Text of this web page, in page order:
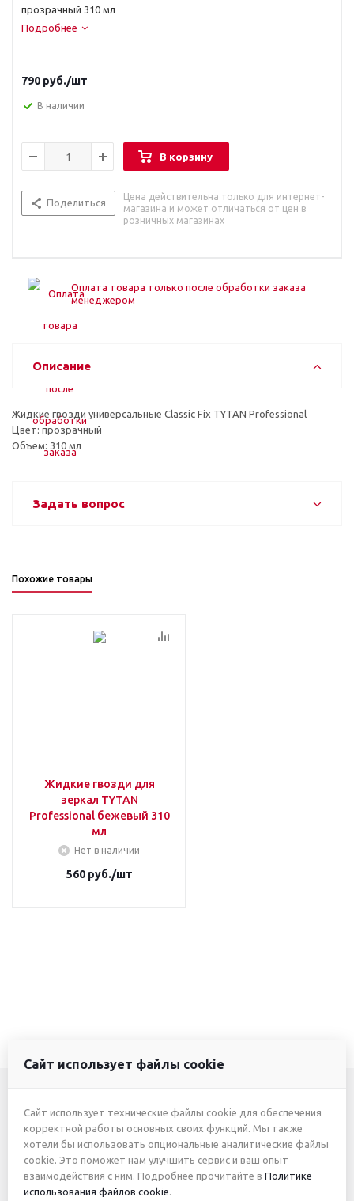
прозрачный 310 мл
Подробнее
790 руб./шт
В наличии
В корзину
Поделиться
Цена действительна только для интернет-
магазина и может отличаться от цен в
розничных магазинах
Оплата товара только после обработки заказа
менеджером
Описание
Жидкие гвозди универсальные Classic Fix TYTAN Professional
Цвет: прозрачный
Объем: 310 мл
Задать вопрос
Похожие товары
Жидкие гвозди для
зеркал TYTAN
Professional бежевый 310
мл
Нет в наличии
560руб./шт
+7 (3412) 46-7777
+7 (912) 746-00-77
Сайт использует файлы cookie
Сайт использует технические файлы cookie для обеспечения
корректной работы основных своих функций. Мы также
хотели бы использовать опциональные аналитические файлы
cookie. Это поможет нам улучшить сервис и ваш опыт
взаимодействия с ним. Подробнее прочитайте в Политике
использования файлов cookie.